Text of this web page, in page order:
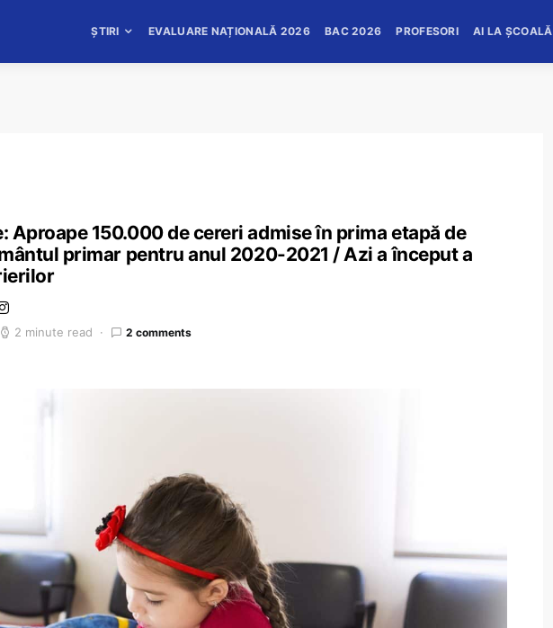
ȘTIRI EVALUARE NAȚIONALĂ 2026 BAC 2026 PROFESORI AI LA ȘCOALĂ
Aproape 150.000 de cereri admise în prima etapă de
primar pentru anul 2020-2021 / Azi a început a
2 minute read 2 comments